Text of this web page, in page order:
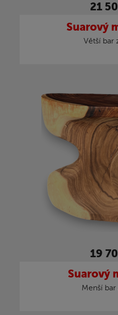
21
Suarový
Větší bar
19
Suarový
Menší bar